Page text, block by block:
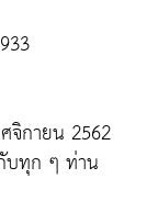
กายน 2562
บทุก ๆ ท่าน